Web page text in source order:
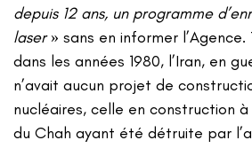
depuis 12 ans, un programme
laser» sans en informer
dans les années 1980, l’Iran, en
n’avait aucun projet de
nucléaires, celle en construction
du Chah ayant été détruite par